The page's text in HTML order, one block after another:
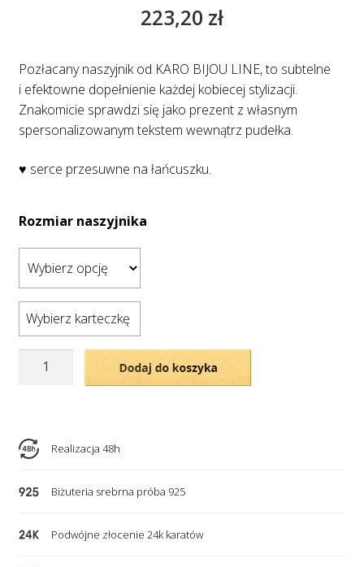
223,20 zł
Pozłacany naszyjnik od KARO BIJOU LINE, to subtelne
i efektowne dopełnienie każdej kobiecej stylizacji.
Znakomicie sprawdzi się jako prezent z własnym
spersonalizowanym tekstem wewnątrz pudełka.
♥ serce przesuwne na łańcuszku.
Rozmiar naszyjnika
Wybierz karteczkę
ilość
serce
celebrytki
nieskończoność
symbol
Dodaj do koszyka
Realizacja 48h
Biżuteria srebrna próba 925
Podwójne złocenie 24k karatów